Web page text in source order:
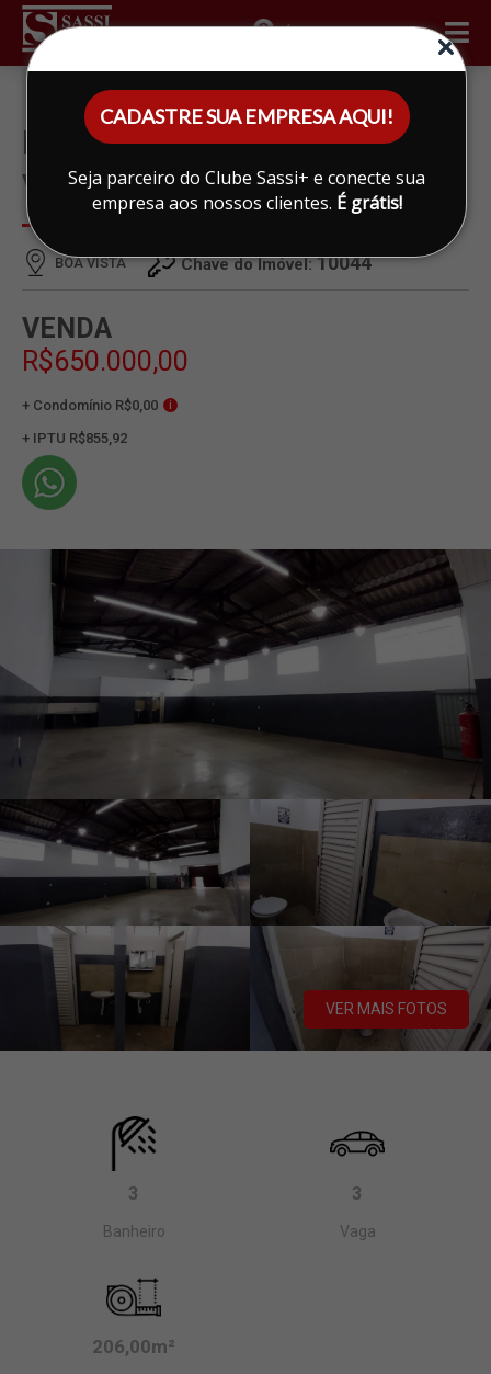
CADASTRE SUA EMPRESA AQUI!
Seja parceiro do Clube Sassi+ e conecte sua
empresa aos nossos clientes. É grátis!
ÁREA DO CLIENTE
BARRACÃO À VENDA EM BOA
VISTA, LIMEIRA
BOA VISTA Chave do Imóvel:10044
VENDA
R$650.000,00
+ Condomínio R$0,00 i
+ IPTU R$855,92
VER MAIS FOTOS
3
Banheiro
3
Vaga
206,00m²